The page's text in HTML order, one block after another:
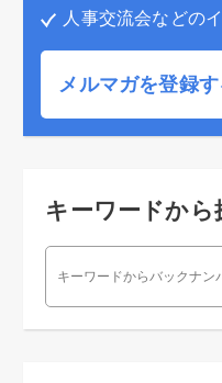
人事交流会などの
メルマガを登録す
キーワードから